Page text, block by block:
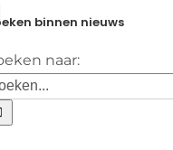
binnen nieuws
naar: